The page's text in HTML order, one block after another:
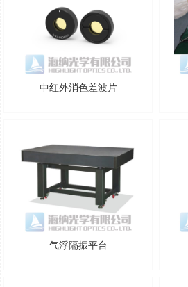
中红外消色差波片
气浮隔振平台